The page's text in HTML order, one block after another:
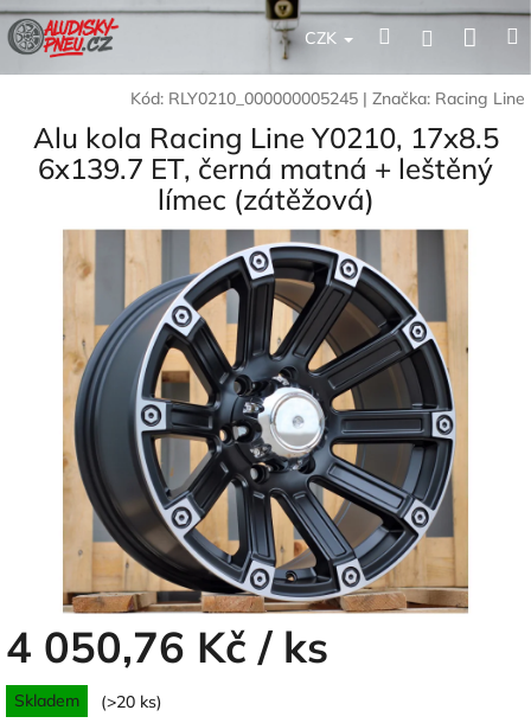
Přejít
na
obsah
CZK HledatPřihlášení
Kód: RLY0210_000000005245 | Značka: Racing Line
Alu kola Racing Line Y0210, 17x8.5
6x139.7 ET, černá matná + leštěný
límec (zátěžová)
4 050,76 Kč / ks
Měrná
cena:
Skladem (>20 ks)